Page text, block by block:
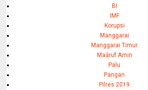
BI
IMF
Korupsi
Manggarai
Manggarai Timur
Maáruf Amin
Palu
Pangan
Pilres 2019